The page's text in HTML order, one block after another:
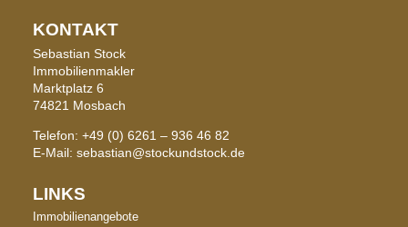
KONTAKT
Sebastian Stock
Immobilienmakler
Marktplatz 6
74821 Mosbach
Telefon: +49 (0) 6261 – 936 46 82
E-Mail: sebastian@stockundstock.de
LINKS
Immobilienangebote